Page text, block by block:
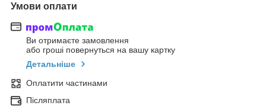
Умови оплати
Ви отримаєте замовлення
або гроші повернуться на вашу картку
Детальніше
Оплатити частинами
Післяплата